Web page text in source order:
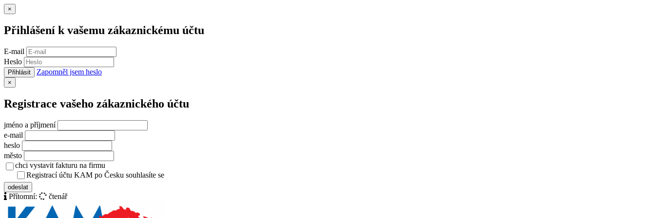
×
Přihlášení k vašemu zákaznickému účtu
E-mail
Heslo
Přihlásit Zapomněl jsem heslo
×
Registrace vašeho zákaznického účtu
jméno a příjmení
e-mail
heslo
město
chci vystavit fakturu na firmu
Registrací účtu KAM po Česku souhlasíte se
odeslat
Přítomní: čtenář